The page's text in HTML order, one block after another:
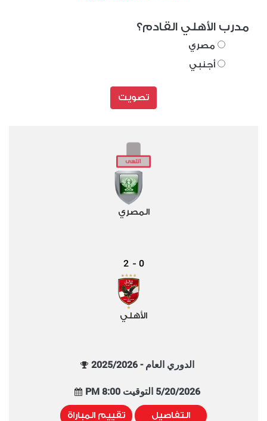
مدرب الأهلي القادم؟
مصري
أجنبي
تصويت
المصري
0
-
2
الأهلي
الدوري العام - 2025/2026
5/20/2026 التوقيت 8:00 PM
التفاصيل تقييم المباراة